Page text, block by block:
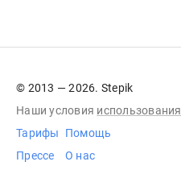
© 2013 — 2026. Stepik
Наши условия использования
Тарифы
Прессе
Помощь
О нас